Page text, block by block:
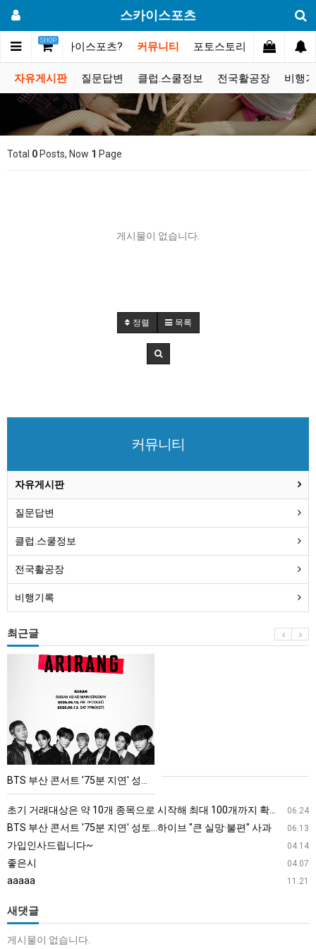
스카이스포츠
SHOP
메인 스카이스포츠? 커뮤니티 포토스토리 동영상갤러
자유게시판 질문답변 클럽.스쿨정보 전국활공장 비행
Total 0 Posts, Now 1 Page
게시물이 없습니다.
정렬 목록
커뮤니티
자유게시판
질문답변
클럽.스쿨정보
전국활공장
비행기록
최근글
서
트
'75
분
브
"큰
실
BTS 부산 콘서트 '75분 지연' 성토…하이브 "큰 실망·불편" 사과
06.24
초기 거래대상은 약 10개 종목으로 시작해 최대 100개까지 확대할 방침이다. 구체적인 거래 대상 ETF는 아직 확정되지 않았지만, 시장 대표성이나 거래량을 고려해 선정할 계획이다.
06.13
BTS 부산 콘서트 '75분 지연' 성토…하이브 "큰 실망·불편" 사과
04.14
가입인사드립니다~
04.07
좋은시
11.21
aaaaa
새댓글
게시물이 없습니다.